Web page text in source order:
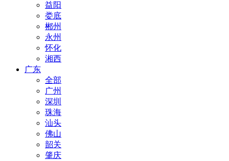
益阳
娄底
郴州
永州
怀化
湘西
广东
全部
广州
深圳
珠海
汕头
佛山
韶关
肇庆